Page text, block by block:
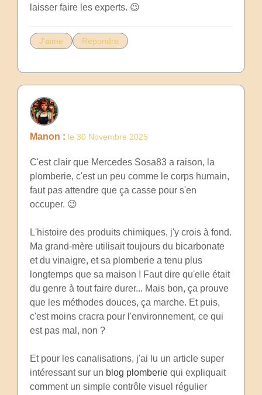
laisser faire les experts. 😉
J'aime Répondre
Manon : le 30 Novembre 2025
C'est clair que Mercedes Sosa83 a raison, la
plomberie, c'est un peu comme le corps humain,
faut pas attendre que ça casse pour s'en
occuper. 😉
L'histoire des produits chimiques, j'y crois à fond.
Ma grand-mère utilisait toujours du bicarbonate
et du vinaigre, et sa plomberie a tenu plus
longtemps que sa maison ! Faut dire qu'elle était
du genre à tout faire durer... Mais bon, ça prouve
que les méthodes douces, ça marche. Et puis,
c'est moins cracra pour l'environnement, ce qui
est pas mal, non ?
Et pour les canalisations, j'ai lu un article super
intéressant sur un blog plomberie qui expliquait
comment un simple contrôle visuel régulier